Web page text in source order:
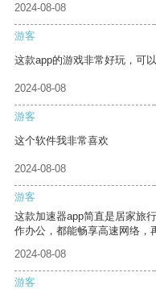
2024-08-08
游客
这款app的游戏非常好玩，可
2024-08-08
游客
这个软件我非常喜欢
2024-08-08
游客
这款加速器app简直是居家旅
作办公，都能畅享高速网络，
2024-08-08
游客